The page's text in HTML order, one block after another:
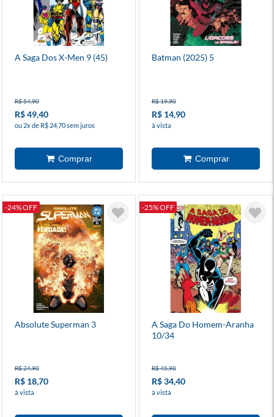
A Saga Dos X-Men 9 (45)
R$ 54,90
R$ 49,40
ou 2x de R$ 24,70 sem juros
Batman (2025) 5
R$ 19,90
R$ 14,90
à vista
-24% OFF
Absolute Superman 3
R$ 24,90
R$ 18,70
à vista
-25% OFF
A Saga Do Homem-Aranha
10/34
R$ 45,90
R$ 34,40
à vista